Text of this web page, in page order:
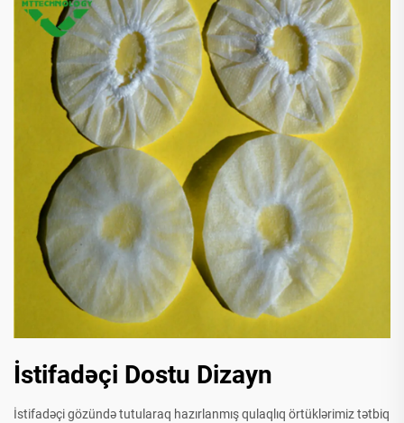
İstifadəçi Dostu Dizayn
İstifadəçi gözündə tutularaq hazırlanmış qulaqlıq örtüklərimiz tətbiq